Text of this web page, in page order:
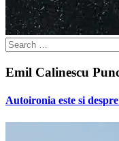
Search
for:
Emil Calinescu
Autoironia este si